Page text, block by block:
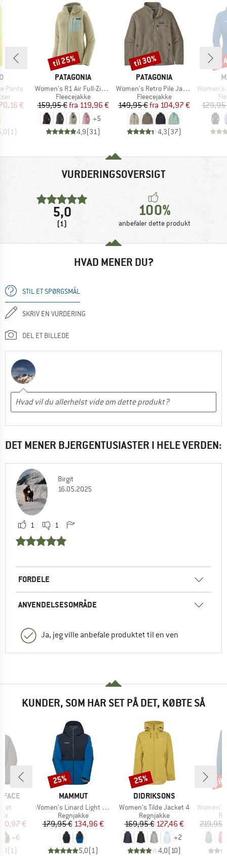
Pants
pris
€
(1 )
MÆRKE
PATAGONIA
Artikel
Women's R1 Air Full-Zip Hoody
Produktgruppe
Fleecejakke
Pris
159,95 € Nedsat pris
fra 119,96 €
+5
4,9(31 )
Rabat
til 25%
MÆRKE
PATAGONIA
Artikel
Women's Retro Pile Jacket
Produktgruppe
Fleecejakke
Pris
149,95 € Nedsat pris
fra 104,97 €
4,3(37)
Rabat
til 30%
Artikel
Women's Aenergy
129,95
VURDERINGSOVERSIGT
5,0
(1)
100%
anbefaler dette produkt
HVAD MENER DU?
STIL ET SPØRGSMÅL
SKRIV EN VURDERING
DEL ET BILLEDE
DET MENER BJERGENTUSIASTER I HELE VERDEN:
Birgit
16.05.2025
1 1
FORDELE
ANVENDELSESOMRÅDE
Ja, jeg ville anbefale produktet til en ven
KUNDER, SOM HAR SET PÅ DET, KØBTE SÅ
FACE
pris
90,97 €
+6
( 1)
MÆRKE
MAMMUT
Artikel
Women's Linard Light Hardshell Hooded Jacket
Produktgruppe
Regnjakke
Pris
179,95 €Nedsat pris
134,96 €
5,0( 1)
Rabat
25%
MÆRKE
DIDRIKSONS
Artikel
Women's Tilde Jacket 4
Produktgruppe
Regnjakke
Pris
169,95 €Nedsat pris
127,46 €
+2
4,0( 10)
Rabat
25%
Artikel
Women's
219,95
til